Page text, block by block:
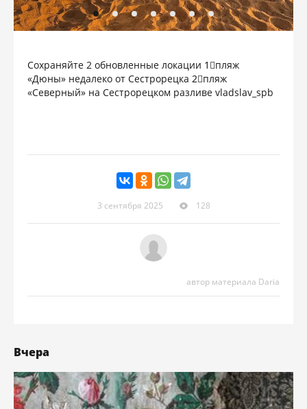
Сохраняйте 2 обновленные локации 1⃣пляж
«Дюны» недалеко от Сестрорецка 2⃣пляж
«Северный» на Сестрорецком разливе vladslav_spb
3 сентября 2025 128
автор материала Daria
Вчера